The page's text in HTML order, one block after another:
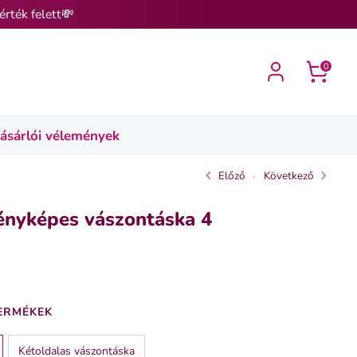
felett💸
0
vélemények
Előző Következő
vászontáska 4
Kétoldalas vászontáska